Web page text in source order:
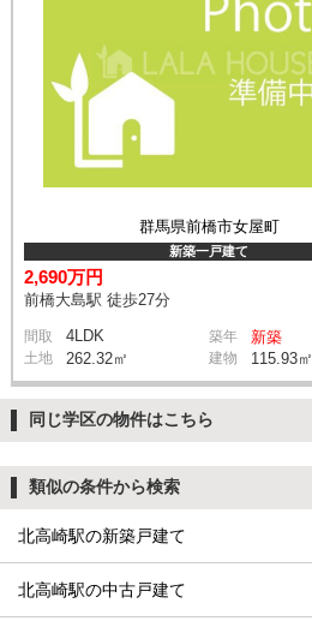
群馬県前橋市女屋町
新築一戸建て
2,690万円
前橋大島駅 徒歩27分
間取 4LDK 築年 新築
土地 262.32㎡ 建物 115.93㎡
同じ学区の物件はこちら
類似の条件から検索
北高崎駅の新築戸建て
北高崎駅の中古戸建て